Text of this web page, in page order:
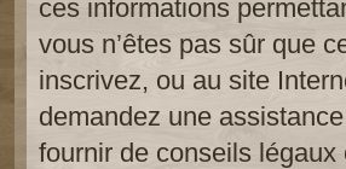
ces informations
vous n’êtes pas sûr que
inscrivez, ou au site
demandez une
fournir de conseils